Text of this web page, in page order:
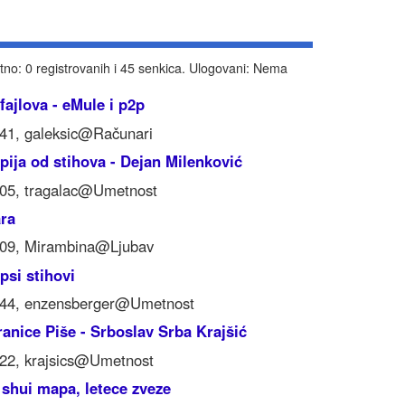
0 registrovanih i 45 senkica. Ulogovani: Nema
- eMule i p2p
galeksic@Računari
od stihova - Dejan Milenković
tragalac@Umetnost
Mirambina@Ljubav
stihovi
enzensberger@Umetnost
Piše - Srboslav Srba Krajšić
krajsics@Umetnost
mapa, letece zveze